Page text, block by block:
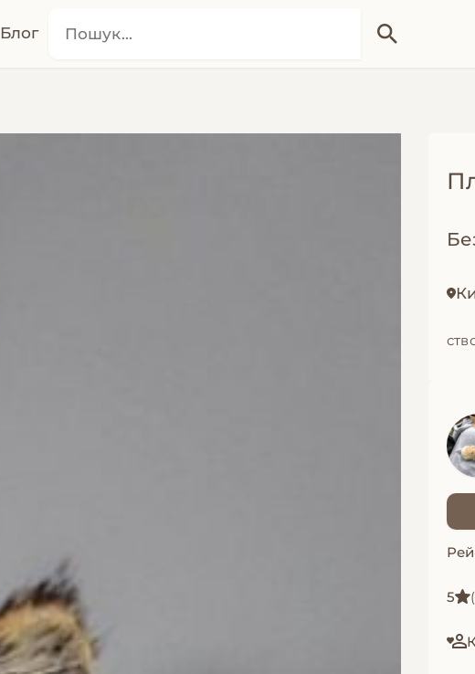
Блог
5